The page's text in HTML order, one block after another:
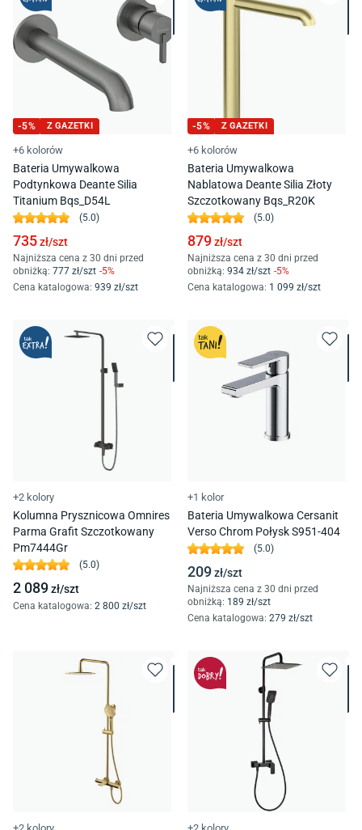
-5% Z GAZETKI
+6 kolorów
Bateria Umywalkowa
Podtynkowa Deante Silia
Titanium Bqs_D54L
(5.0)
735zł/szt
Najniższa cena z 30 dni przed
obniżką: 777 zł/szt -5%
Cena katalogowa: 939 zł/szt
-5% Z GAZETKI
+6 kolorów
Bateria Umywalkowa
Nablatowa Deante Silia Złoty
Szczotkowany Bqs_R20K
(5.0)
879zł/szt
Najniższa cena z 30 dni przed
obniżką: 934 zł/szt -5%
Cena katalogowa: 1 099 zł/szt
+2 kolory
Kolumna Prysznicowa Omnires
Parma Grafit Szczotkowany
Pm7444Gr
(5.0)
2 089zł/szt
Cena katalogowa: 2 800 zł/szt
+1 kolor
Bateria Umywalkowa Cersanit
Verso Chrom Połysk S951-404
(5.0)
209zł/szt
Najniższa cena z 30 dni przed
obniżką: 189 zł/szt
Cena katalogowa: 279 zł/szt